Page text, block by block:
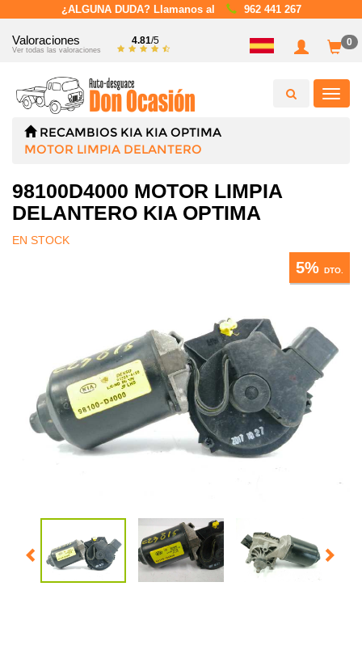
¿ALGUNA DUDA? Llamanos al 962 441 267
Valoraciones
Ver todas las valoraciones
4.81/5 0
RECAMBIOS KIA KIA OPTIMA
MOTOR LIMPIA DELANTERO
98100D4000 MOTOR LIMPIA
DELANTERO KIA OPTIMA
EN STOCK
5% DTO.